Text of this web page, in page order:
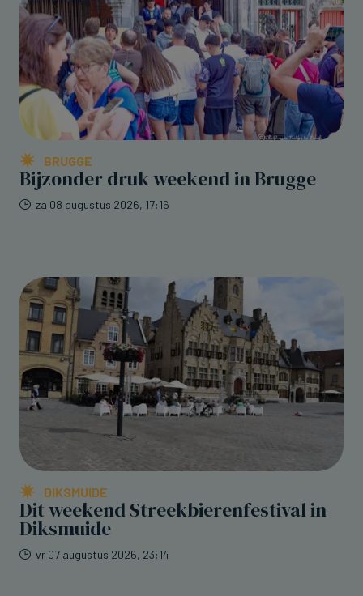
BRUGGE
Bijzonder druk weekend in Brugge
za 08 augustus 2026, 17:16
DIKSMUIDE
Dit weekend Streekbierenfestival in
Diksmuide
vr 07 augustus 2026, 23:14